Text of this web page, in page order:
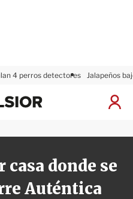
4 perros detectores Jalapeños
I
a
r
x
l
i
o
r
donde se
Auténtica